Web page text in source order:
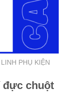
LINH PHỤ KIỆN
đực chuột